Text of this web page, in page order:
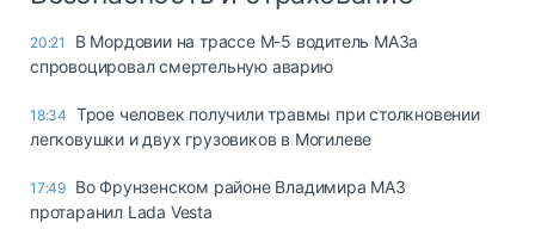
20:21
В Мордовии на трассе М-5 водитель МАЗа
спровоцировал смертельную аварию
18:34 Трое человек получили травмы при столкновении
легковушки и двух грузовиков в Могилеве
17:49 Во Фрунзенском районе Владимира МАЗ
протаранил Lada Vesta